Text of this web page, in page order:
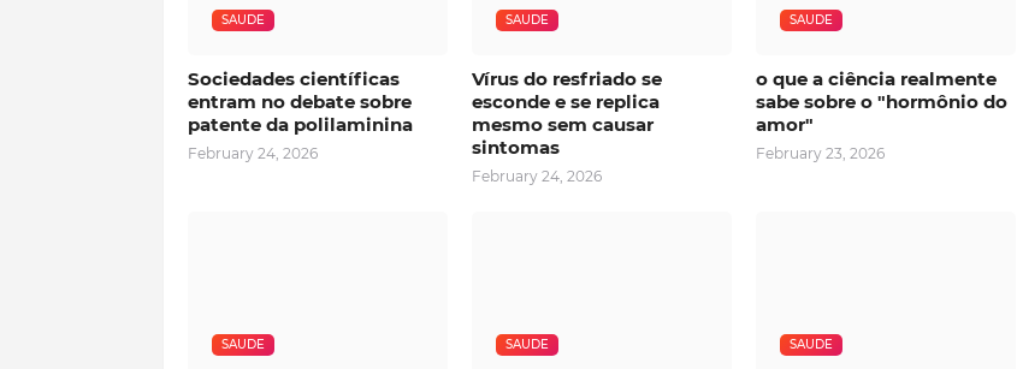
SAUDE
Sociedades científicas
entram no debate sobre
patente da polilaminina
February 24, 2026
SAUDE
Vírus do resfriado se
esconde e se replica
mesmo sem causar
sintomas
February 24, 2026
SAUDE
o que a ciência realmente
sabe sobre o "hormônio do
amor"
February 23, 2026
SAUDE SAUDE SAUDE